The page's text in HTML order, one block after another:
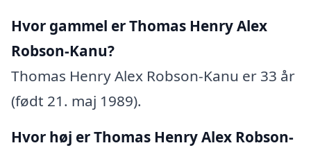
Hvor gammel er Thomas Henry Alex
Robson-Kanu?
Thomas Henry Alex Robson-Kanu er 33 år
(født 21. maj 1989).
Hvor høj er Thomas Henry Alex Robson-